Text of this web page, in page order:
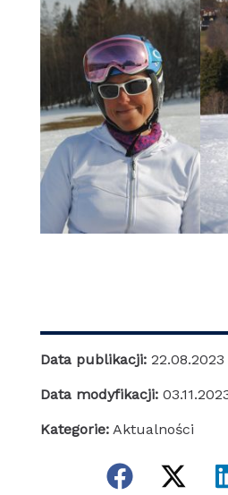
Data publikacji: 22.08.2023
Data modyfikacji:
Kategorie: Aktualności